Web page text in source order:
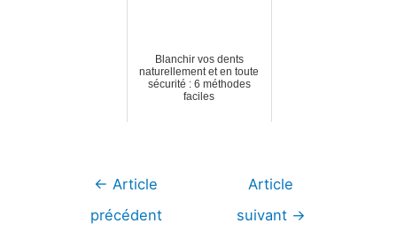
Blanchir vos dents
naturellement et en toute
sécurité : 6 méthodes
faciles
Navigation
← Article
précédent
Article
suivant →